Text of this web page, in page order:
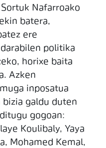
Nafarroako
batera,
ere
politika
horixe baita
Azken
inposatua
bizia galdu duten
gogoan:
Koulibaly, Yaya
Mohamed Kemal,